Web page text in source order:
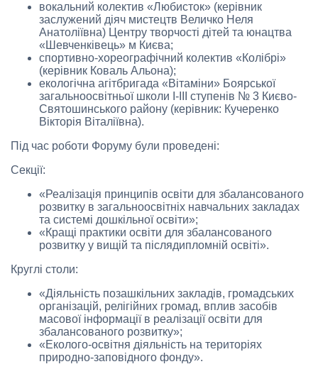
вокальний колектив «Любисток» (керівник
заслужений діяч мистецтв Величко Неля
Анатоліївна) Центру творчості дітей та юнацтва
«Шевченківець» м Києва;
спортивно-хореографічний колектив «Колібрі»
(керівник Коваль Альона);
екологічна агітбригада «Вітаміни» Боярської
загальноосвітньої школи І-ІІІ ступенів № 3 Києво-
Святошинського району (керівник: Кучеренко
Вікторія Віталіївна).
Під час роботи Форуму були проведені:
Секції:
«Реалізація принципів освіти для збалансованого
розвитку в загальноосвітніх навчальних закладах
та системі дошкільної освіти»;
«Кращі практики освіти для збалансованого
розвитку у вищій та післядипломній освіті».
Круглі столи:
«Діяльність позашкільних закладів, громадських
організацій, релігійних громад, вплив засобів
масової інформації в реалізації освіти для
збалансованого розвитку»;
«Еколого-освітня діяльність на територіях
природно-заповідного фонду».